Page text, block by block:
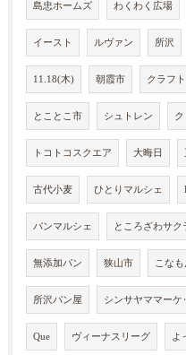
島忠ホームズ わくわく広場
イースト ルヴァン 所沢
11.18(木) 朝霞市 クラフ
とことこ市 シュトレン ク
トコトコスクエア 大晦日
古代小麦 ひとりマルシェ
パンマルシェ ところざわサク
無添加パン 狭山市 こな
所沢パン屋 シンサヤママーケ
Que ヴィーナスリーグ よ